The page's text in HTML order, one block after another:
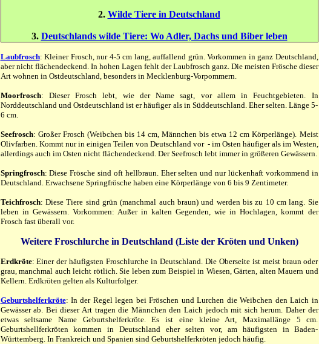
2. Wilde Tiere in Deutschland
3. Deutschlands wilde Tiere: Wo Adler, Dachs und Biber leben
Laubfrosch: Kleiner Frosch, nur 4-5 cm lang, auffallend grün. Vorkommen in ganz Deutschland,
aber nicht flächendeckend. In hohen Lagen fehlt der Laubfrosch ganz. Die meisten Frösche dieser
Art wohnen in Ostdeutschland, besonders in Mecklenburg-Vorpommern.
Moorfrosch: Dieser Frosch lebt, wie der Name sagt, vor allem in Feuchtgebieten. In
Norddeutschland und Ostdeutschland ist er häufiger als in Süddeutschland. Eher selten. Länge 5-
6 cm.
Seefrosch: Großer Frosch (Weibchen bis 14 cm, Männchen bis etwa 12 cm Körperlänge). Meist
Olivfarben. Kommt nur in einigen Teilen von Deutschland vor - im Osten häufiger als im Westen,
allerdings auch im Osten nicht flächendeckend. Der Seefrosch lebt immer in größeren Gewässern.
Springfrosch: Diese Frösche sind oft hellbraun. Eher selten und nur lückenhaft vorkommend in
Deutschland. Erwachsene Springfrösche haben eine Körperlänge von 6 bis 9 Zentimeter.
Teichfrosch: Diese Tiere sind grün (manchmal auch braun) und werden bis zu 10 cm lang. Sie
leben in Gewässern. Vorkommen: Außer in kalten Gegenden, wie in Hochlagen, kommt der
Frosch fast überall vor.
Weitere Froschlurche in Deutschland (Liste der Kröten und Unken)
Erdkröte: Einer der häufigsten Froschlurche in Deutschland. Die Oberseite ist meist braun oder
grau, manchmal auch leicht rötlich. Sie leben zum Beispiel in Wiesen, Gärten, alten Mauern und
Kellern. Erdkröten gelten als Kulturfolger.
Geburtshelferkröte: In der Regel legen bei Fröschen und Lurchen die Weibchen den Laich in
Gewässer ab. Bei dieser Art tragen die Männchen den Laich jedoch mit sich herum. Daher der
etwas seltsame Name Geburtshelferkröte. Es ist eine kleine Art, Maximallänge 5 cm.
Geburtshellferkröten kommen in Deutschland eher selten vor, am häufigsten in Baden-
Württemberg. In Frankreich und Spanien sind Geburtshelferkröten jedoch häufig.